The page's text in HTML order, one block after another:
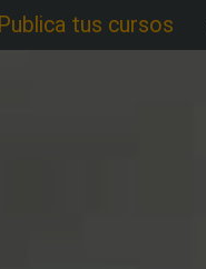
Publica tus cursos